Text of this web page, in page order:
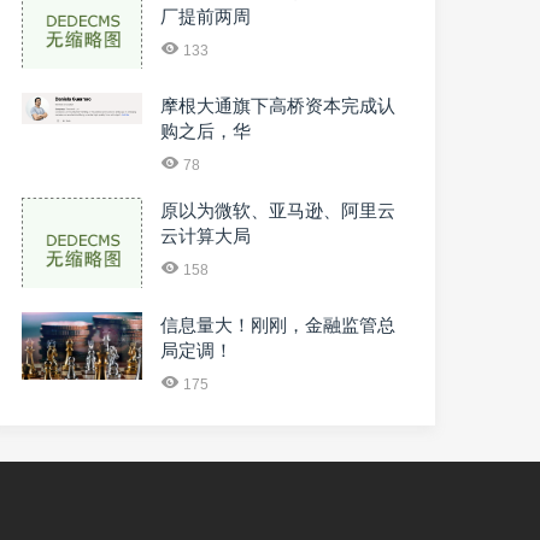
厂提前两周
133
摩根大通旗下高桥资本完成认
购之后，华
78
原以为微软、亚马逊、阿里云
云计算大局
158
信息量大！刚刚，金融监管总
局定调！
175